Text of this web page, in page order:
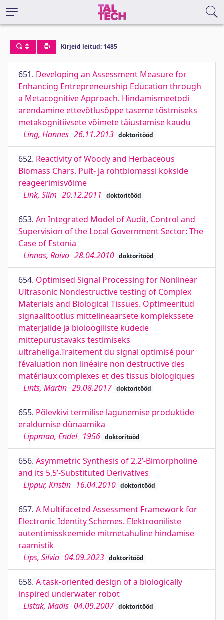
Kirjeid leitud: 1485
651. Developing an Assessment Measure for
Enhancing Entrepreneurship Education through
a Metacognitive Approach. Hindamismeetodi
arendamine ettevõtlusõppe taseme tõstmiseks
metakognitiivsete võimete täiustamise kaudu
Ling, Hannes 26.11.2013 doktoritööd
652. Reactivity of Woody and Herbaceous
Biomass Chars. Puit- ja rohtbiomassi kokside
reageerimisvõime
Link, Siim 20.12.2011 doktoritööd
653. An Integrated Model of Audit, Control and
Supervision of the Local Government Sector: The
Case of Estonia
Linnas, Raivo 28.04.2010 doktoritööd
654. Optimised Signal Processing for Nonlinear
Ultrasonic Nondestructive testing of Complex
Materials and Biological Tissues. Optimeeritud
signaalitöötlus mittelineaarsete komplekssete
materjalide ja bioloogiliste kudede
mittepurustavaks testimiseks
ultraheliga.Traitement du signal optimisé pour
l’évaluation non linéaire non destructive des
matériaux complexes et des tissus biologiques
Lints, Martin 29.08.2017 doktoritööd
655. Põlevkivi termilise lagunemise produktide
eraldumise dünaamika
Lippmaa, Endel 1956 doktoritööd
656. Asymmetric Synthesis of 2,2’-Bimorpholine
and its 5,5’-Substituted Derivatives
Lippur, Kristin 16.04.2010 doktoritööd
657. A Multifaceted Assessment Framework for
Electronic Identity Schemes. Elektrooniliste
autentimisskeemide mitmetahuline hindamise
raamistik
Lips, Silvia 04.09.2023 doktoritööd
658. A task-oriented design of a biologically
inspired underwater robot
Listak, Madis 04.09.2007 doktoritööd